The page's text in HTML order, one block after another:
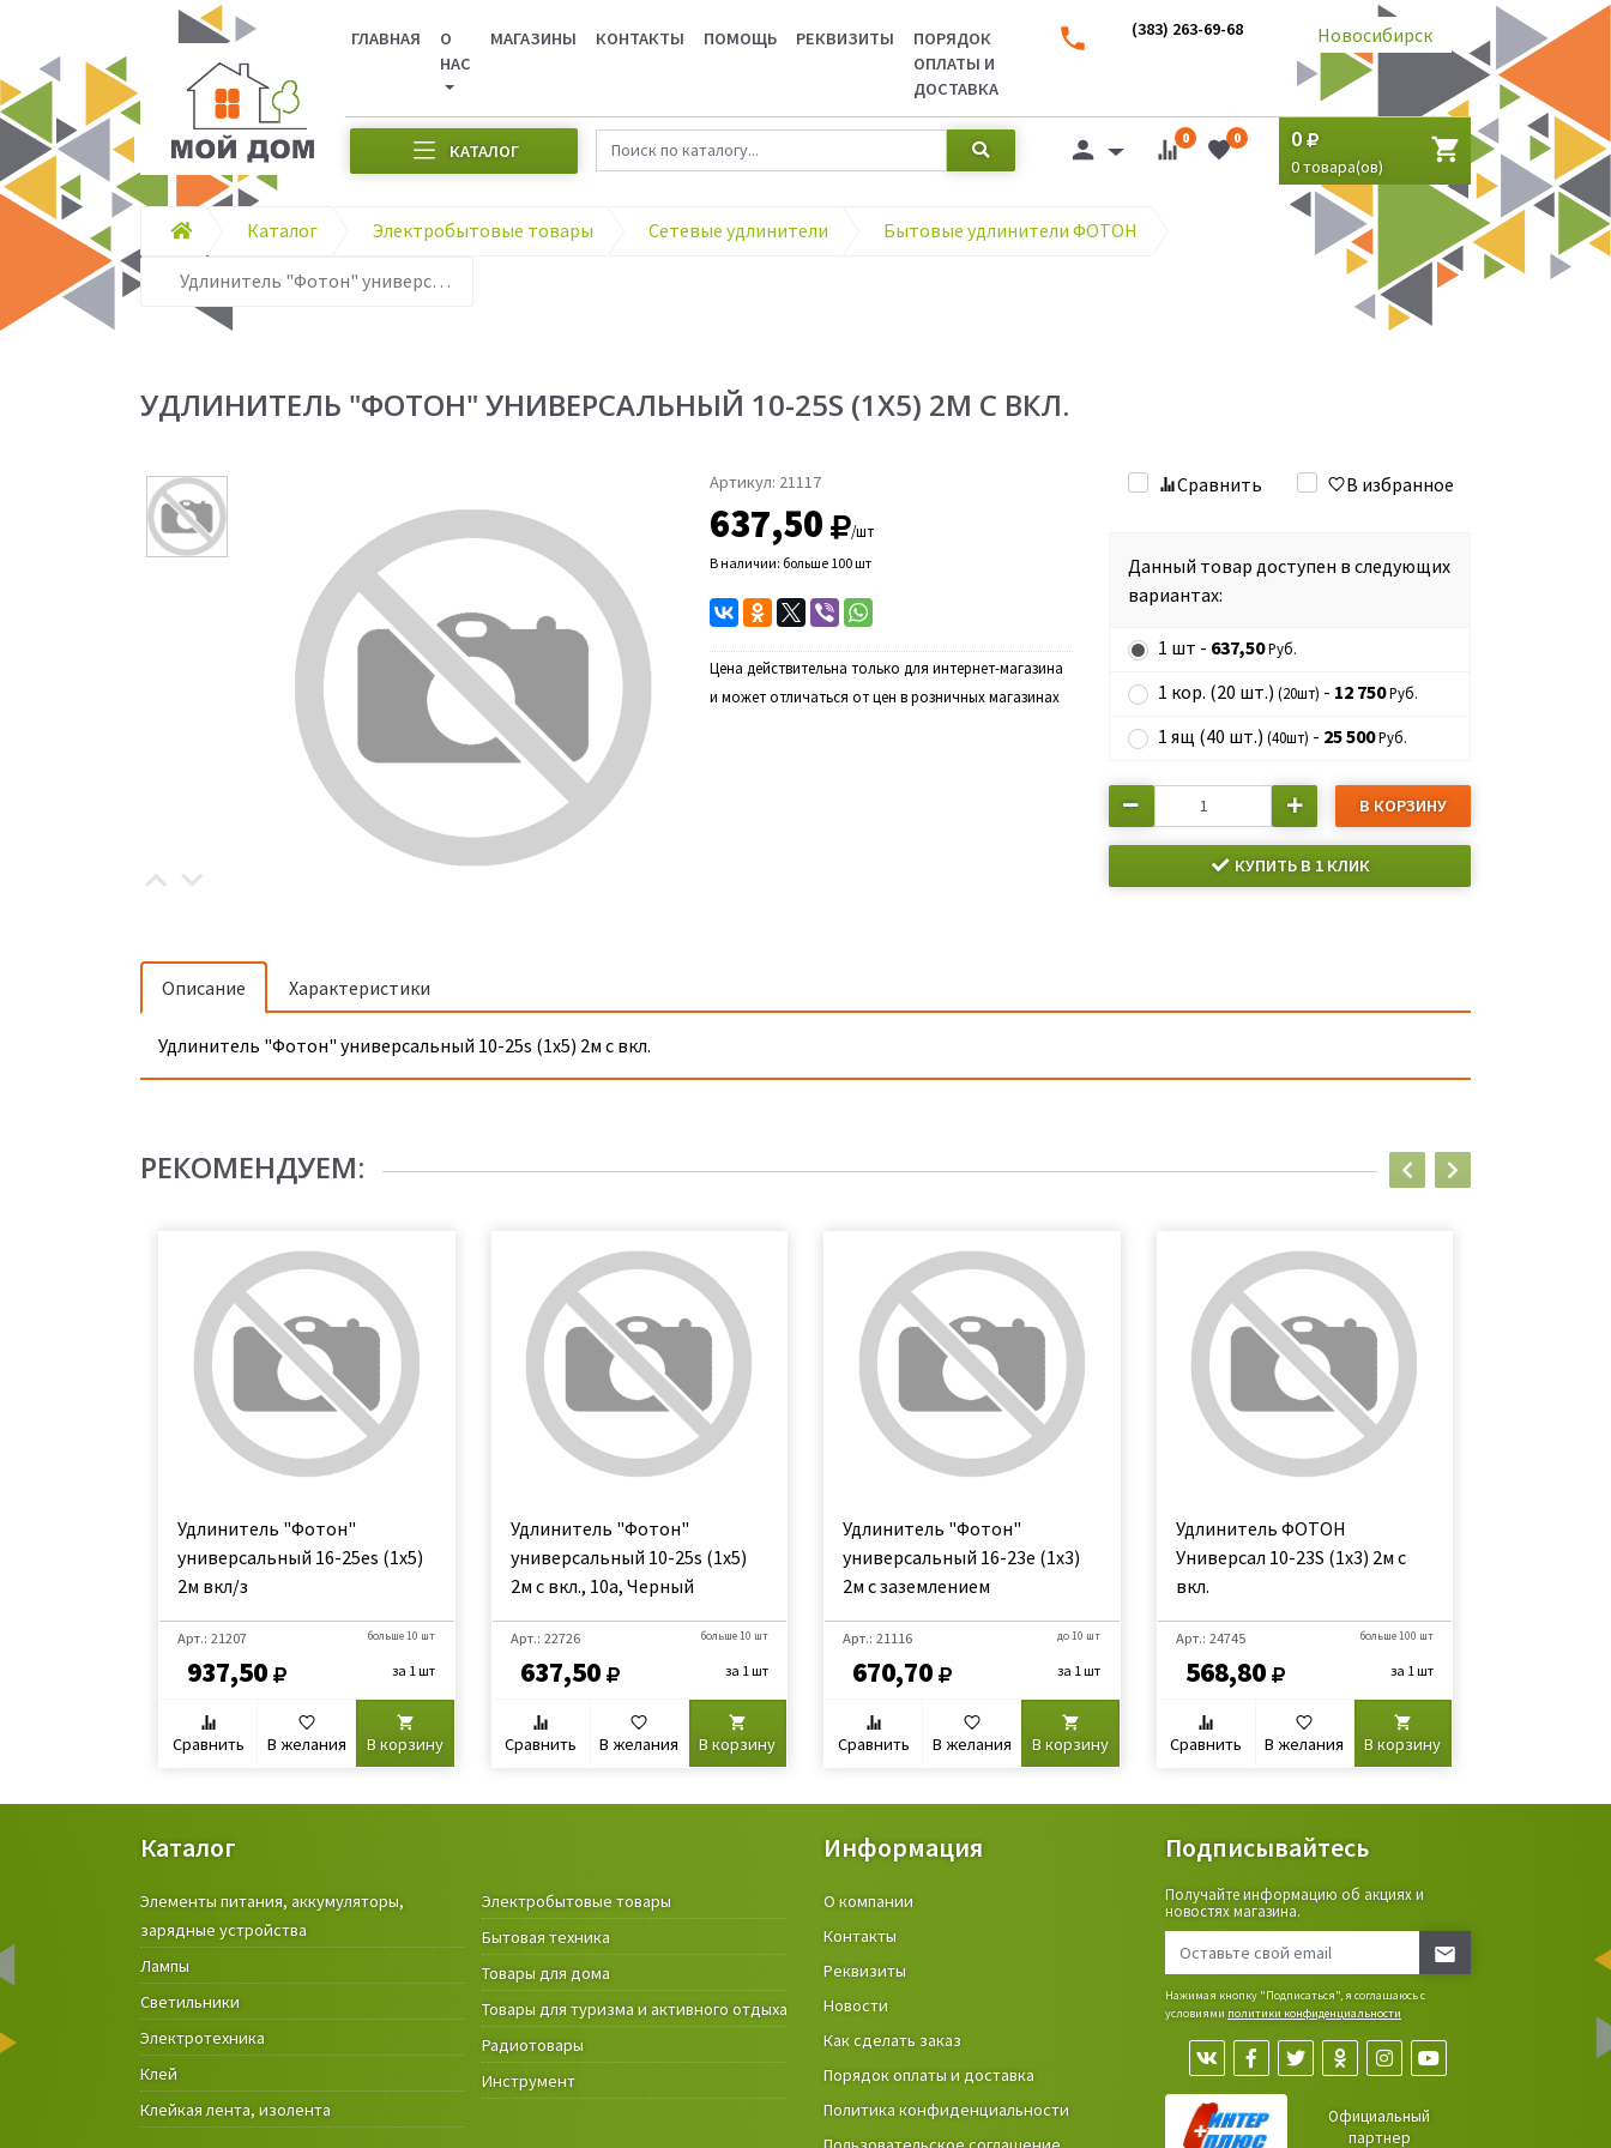
ГЛАВНАЯ
О
НАС
МАГАЗИНЫ КОНТАКТЫ ПОМОЩЬ РЕКВИЗИТЫ
ПОРЯДОК
ОПЛАТЫ И
ДОСТАВКА
(383) 263-69-68 Новосибирск
КАТАЛОГ
0 0 0
0товара(ов)
Каталог Электробытовые товары Сетевые удлинители Бытовые удлинители ФОТОН
Удлинитель "Фотон" универсальный 10-25s (1х5) 2м с вкл.
УДЛИНИТЕЛЬ "ФОТОН" УНИВЕРСАЛЬНЫЙ 10-25S (1Х5) 2М С ВКЛ.
Артикул: 21117
637,50 /шт
В наличии: больше 100 шт
Цена действительна только для интернет-магазина
и может отличаться от цен в розничных магазинах
Сравнить В избранное
Данный товар доступен в следующих
вариантах:
1 шт - 637,50 Руб.
1 кор. (20 шт.) (20шт) - 12 750 Руб.
1 ящ (40 шт.) (40шт) - 25 500 Руб.
В КОРЗИНУ
КУПИТЬ В 1 КЛИК
Описание Характеристики
Удлинитель "Фотон" универсальный 10-25s (1х5) 2м с вкл.
РЕКОМЕНДУЕМ:
Удлинитель "Фотон"
универсальный 16-25еs (1х5)
2м вкл/з
Арт.: 21207
937,50
больше 10 шт
за 1 шт
Сравнить В желания В корзину
Удлинитель "Фотон"
универсальный 10-25s (1х5)
2м с вкл., 10а, Черный
Арт.: 22726
637,50
больше 10 шт
за 1 шт
Сравнить В желания В корзину
Удлинитель "Фотон"
универсальный 16-23е (1х3)
2м с заземлением
Арт.: 21116
670,70
до 10 шт
за 1 шт
Сравнить В желания В корзину
Удлинитель ФОТОН
Универсал 10-23S (1х3) 2м с
вкл.
Арт.: 24745
568,80
больше 100 шт
за 1 шт
Сравнить В желания В корзину
Каталог
Элементы питания, аккумуляторы,
зарядные устройства
Лампы
Светильники
Электротехника
Клей
Клейкая лента, изолента
Электробытовые товары
Бытовая техника
Товары для дома
Товары для туризма и активного отдыха
Радиотовары
Инструмент
Крепёжные изделия и строительные
материалы
Товары и инструмент для дачи, сада,
Фонари
Информация
О компании
Контакты
Реквизиты
Новости
Как сделать заказ
Порядок оплаты и доставка
Политика конфиденциальности
Подписывайтесь
Получайте информацию об акциях и
новостях магазина.
Нажимая кнопку "Подписаться", я соглашаюсь с
условиями политики конфиденциальности
Официальный
партнер